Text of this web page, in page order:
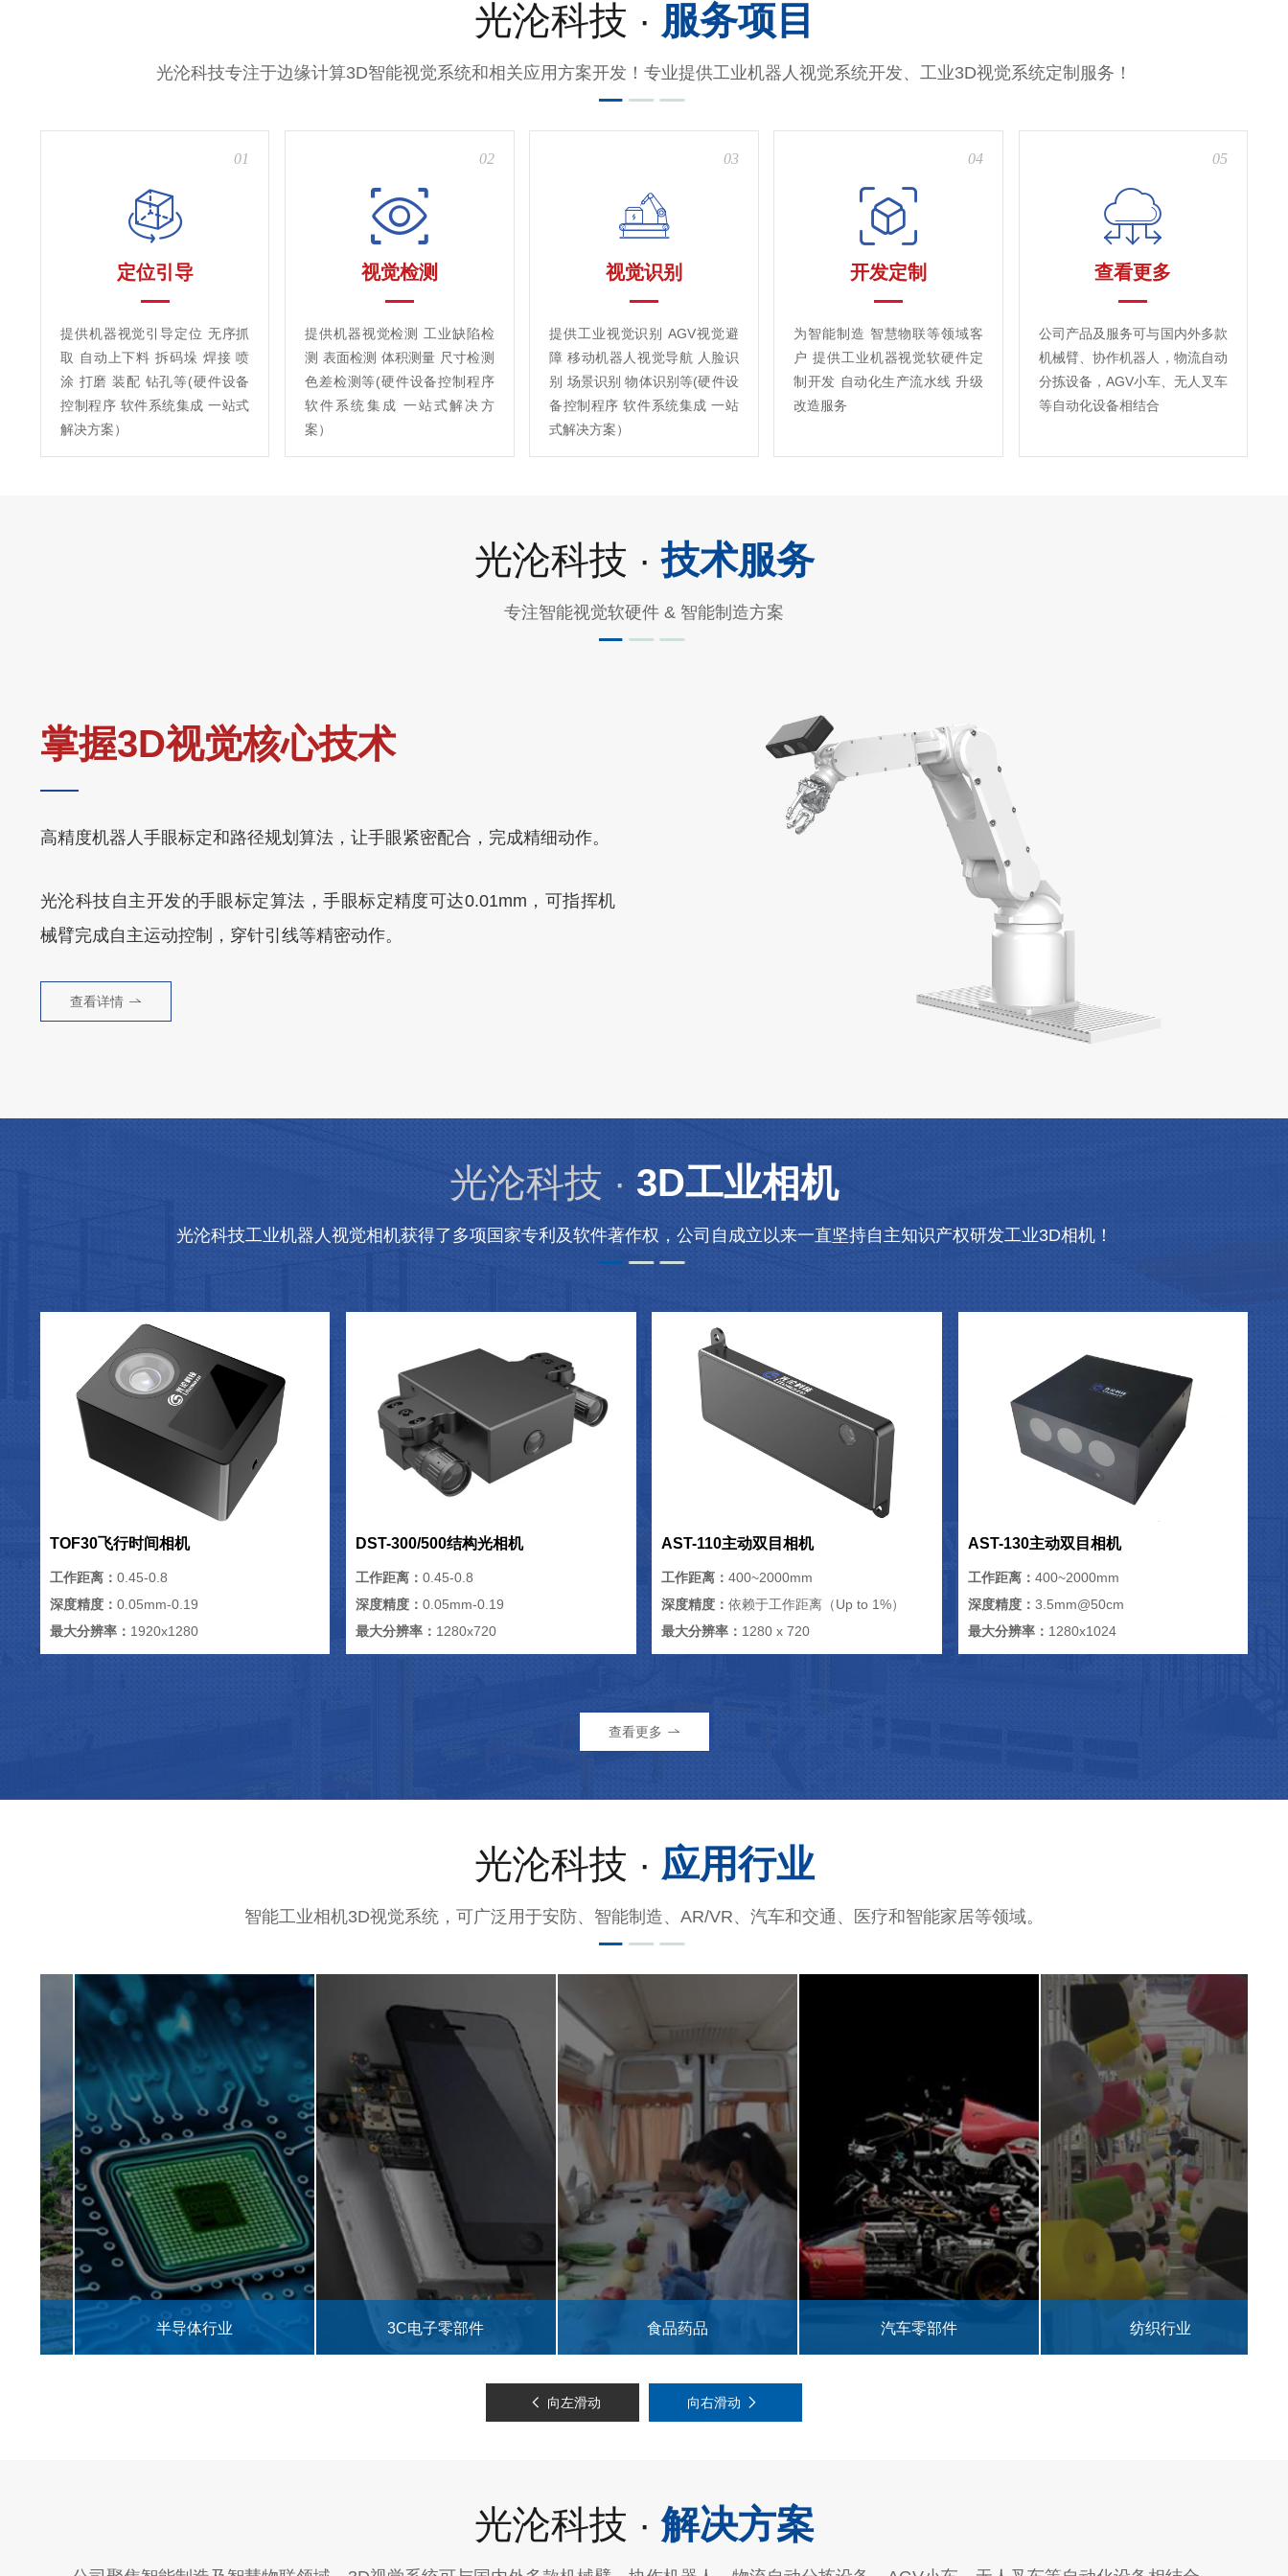
光沦科技 · 服务项目
光沦科技专注于边缘计算3D智能视觉系统和相关应用方案开发！专业提供工业机器人视觉系统开发、工业3D视觉系统定制服务！
01
定位引导
提供机器视觉引导定位 无序抓
取 自动上下料 拆码垛 焊接 喷
涂 打磨 装配 钻孔等(硬件设备
控制程序 软件系统集成 一站式
解决方案）
02
视觉检测
提供机器视觉检测 工业缺陷检
测 表面检测 体积测量 尺寸检测
色差检测等(硬件设备控制程序
软件系统集成 一站式解决方
案）
03
视觉识别
提供工业视觉识别 AGV视觉避
障 移动机器人视觉导航 人脸识
别 场景识别 物体识别等(硬件设
备控制程序 软件系统集成 一站
式解决方案）
04
开发定制
为智能制造 智慧物联等领域客
户 提供工业机器视觉软硬件定
制开发 自动化生产流水线 升级
改造服务
05
查看更多
公司产品及服务可与国内外多款
机械臂、协作机器人，物流自动
分拣设备，AGV小车、无人叉车
等自动化设备相结合
光沦科技 ·技术服务
专注智能视觉软硬件 & 智能制造方案
掌握3D视觉核心技术
高精度机器人手眼标定和路径规划算法，让手眼紧密配合，完成精细动作。
光沦科技自主开发的手眼标定算法，手眼标定精度可达0.01mm，可指挥机
械臂完成自主运动控制，穿针引线等精密动作。
查看详情
光沦科技 · 3D工业相机
光沦科技工业机器人视觉相机获得了多项国家专利及软件著作权，公司自成立以来一直坚持自主知识产权研发工业3D相机！
TOF30飞行时间相机
工作距离： 0.45-0.8
深度精度： 0.05mm-0.19
最大分辨率： 1920x1280
DST-300/500结构光相机
工作距离：0.45-0.8
深度精度：0.05mm-0.19
最大分辨率： 1280x720
AST-110主动双目相机
工作距离：400~2000mm
深度精度：依赖于工作距离（Up to 1%）
最大分辨率： 1280 x 720
AST-130主动双目相机
工作距离： 400~2000mm
深度精度： 3.5mm@50cm
最大分辨率： 1280x1024
查看更多
光沦科技 · 应用行业
智能工业相机3D视觉系统，可广泛用于安防、智能制造、AR/VR、汽车和交通、医疗和智能家居等领域。
半导体行业 3C电子零部件 食品药品 汽车零部件 纺织行业
向左滑动 向右滑动
光沦科技 ·解决方案